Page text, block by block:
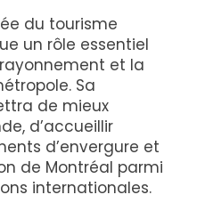
du tourisme
un rôle essentiel
et la
Sa
de mieux
d’accueillir
d’envergure et
de Montréal parmi
internationales.